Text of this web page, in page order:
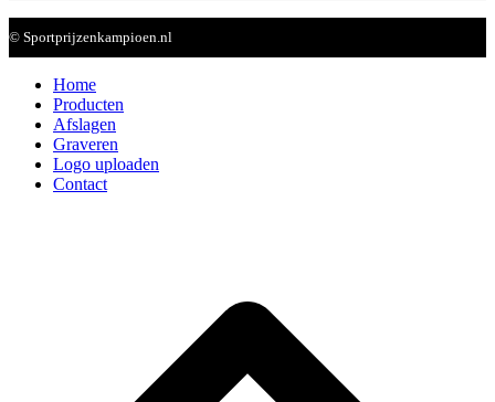
© Sportprijzenkampioen.nl
Home
Producten
Afslagen
Graveren
Logo uploaden
Contact